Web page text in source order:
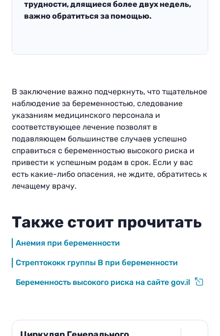
трудности, длящиеся более двух недель,
важно обратиться за помощью.
В заключение важно подчеркнуть, что тщательное
наблюдение за беременностью, следование
указаниям медицинского персонала и
соответствующее лечение позволят в
подавляющем большинстве случаев успешно
справиться с беременностью высокого риска и
привести к успешным родам в срок. Если у вас
есть какие-либо опасения, не ждите, обратитесь к
лечащему врачу.
Также стоит прочитать
Анемия при беременности
Стрептококк группы B при беременности
Беременность высокого риска на сайте gov.il